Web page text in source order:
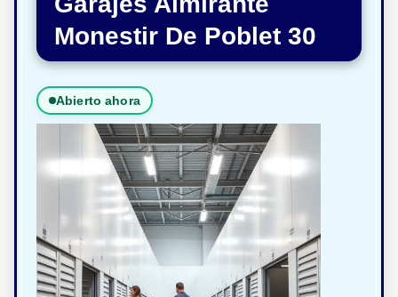
Monestir De Poblet 30
Abierto ahora